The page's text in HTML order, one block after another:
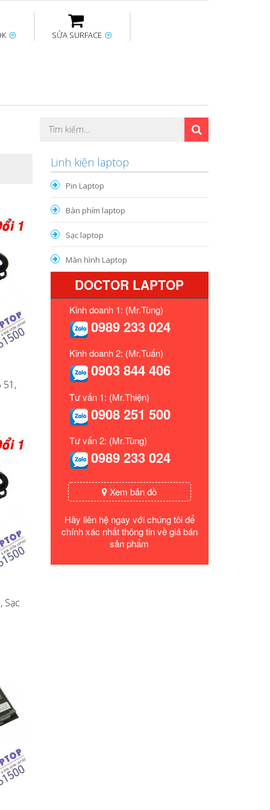
Thay bàn phím
SỬA SURFACE
Thay sạc Surface Sửa Mainboard
51,
Sạc
Linh kiện laptop
Pin Laptop
Bàn phím laptop
Sạc laptop
Màn hình Laptop
DOCTOR LAPTOP
Kinh doanh 1: (Mr.Tùng)
0989 233 024
Kinh doanh 2: (Mr.Tuấn)
0903 844 406
Tư vấn 1: (Mr.Thiện)
0908 251 500
Tư vấn 2: (Mr.Tùng)
0989 233 024
Xem bản đồ
Hãy liên hệ ngay với chúng tôi để
chính xác nhất thông tin về giá bán
sản phẩm